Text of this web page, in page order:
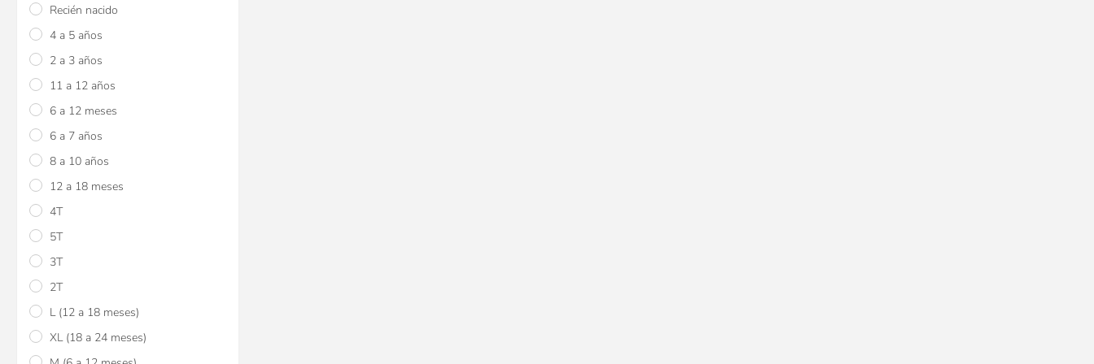
Recién nacido
4 a 5 años
2 a 3 años
11 a 12 años
6 a 12 meses
6 a 7 años
8 a 10 años
12 a 18 meses
4T
5T
3T
2T
L (12 a 18 meses)
XL (18 a 24 meses)